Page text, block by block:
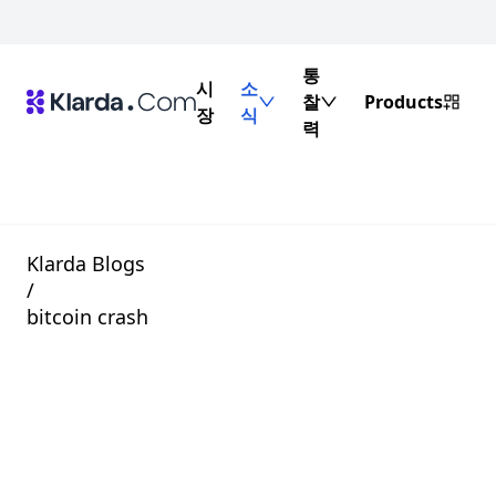
시
장
소
식
통
찰
력
Products
Klarda Blogs
/
bitcoin crash